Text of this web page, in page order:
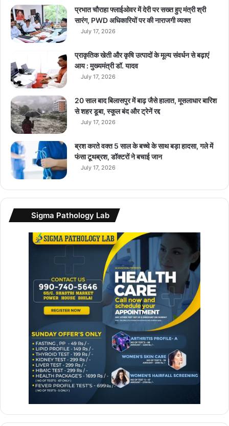
न
फी
ल्ड
गी
छु
ट्टी
…
प्रभात चौराहा फ्लाईओवर में देरी पर सख्त हुए मंत्री श्री
सारंग, PWD अधिकारियों पर की नाराजगी व्यक्त
July 17, 2026
प्राकृतिक खेती और कृषि उत्पादों के मूल्य संवर्धन से बढ़ाएं
आय : मुख्यमंत्री डॉ. यादव
July 17, 2026
20 साल बाद बिलासपुर में बाढ़ जैसे हालात, मूसलाधार बारिश
से शहर डूबा, स्कूल बंद और ट्रेनें रद्द
July 17, 2026
ब्रश करते वक्त 5 साल के बच्चे के साथ बड़ा हादसा, गले में
फंसा टूथब्रश, डॉक्टरों ने बचाई जान
July 17, 2026
Sigma Pathology Lab